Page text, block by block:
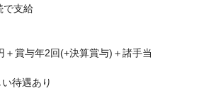
で支給
＋賞与年2回(+決算賞与)＋諸手当
待遇あり